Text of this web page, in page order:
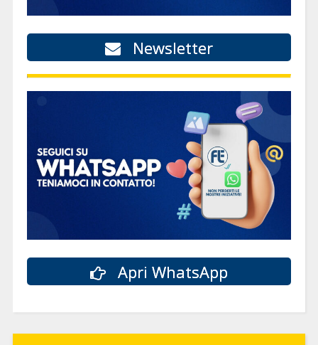
Newsletter
Apri WhatsApp